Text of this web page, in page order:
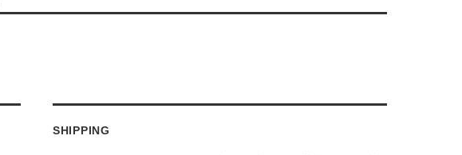
SHIPPING